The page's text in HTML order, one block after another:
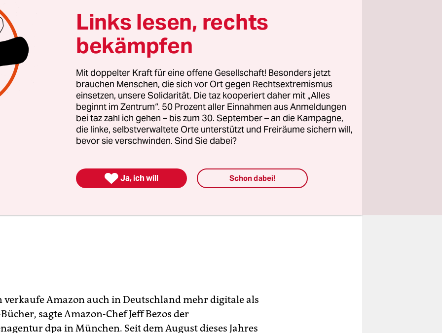
kostet.
Amazon mit dem Kindle Paperwhite ein weiteres
E-Book-Reader nach Deutschland. Es hat eine höhere
durch spezielle Beleuchtung einen deutlichen helleren
im Gegensatz zum Grau der klassischen Kindle-
verkaufe Amazon auch in Deutschland mehr digitale als
sagte Amazon-Chef Jeff Bezos der
dpa in München. Seit dem August dieses Jahres
Links lesen, rechts
bekämpfen
Mit doppelter Kraft für eine offene Gesellschaft! Besonders jetzt
brauchen Menschen, die sich vor Ort gegen Rechtsextremismus
einsetzen, unsere Solidarität. Die taz kooperiert daher mit „Alles
beginnt im Zentrum“. 50 Prozent aller Einnahmen aus Anmeldungen
bei taz zahl ich gehen – bis zum 30. September – an die Kampagne,
die linke, selbstverwaltete Orte unterstützt und Freiräume sichern will,
bevor sie verschwinden. Sind Sie dabei?
 Ja, ich will Schon dabei!